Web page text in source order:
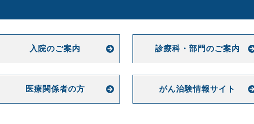
入院のご案内 診療科・部門のご案内
医療関係者の方 がん治験情報サイト